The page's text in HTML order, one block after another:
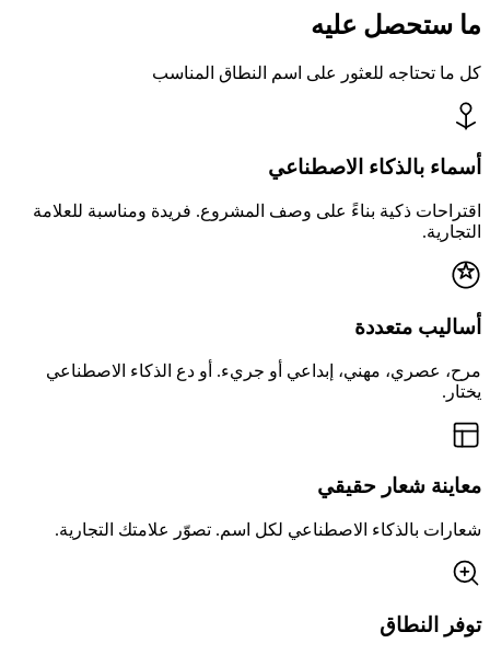
ما ستحصل عليه
كل ما تحتاجه للعثور على اسم النطاق المناسب
أسماء بالذكاء الاصطناعي
اقتراحات ذكية بناءً على وصف المشروع. فريدة ومناسبة للعلامة
التجارية.
أساليب متعددة
مرح، عصري، مهني، إبداعي أو جريء. أو دع الذكاء الاصطناعي
يختار.
معاينة شعار حقيقي
شعارات بالذكاء الاصطناعي لكل اسم. تصوّر علامتك التجارية.
توفر النطاق